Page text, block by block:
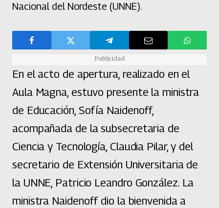
Nacional del Nordeste (UNNE).
Publicidad
En el acto de apertura, realizado en el
Aula Magna, estuvo presente la ministra
de Educación, Sofía Naidenoff,
acompañada de la subsecretaria de
Ciencia y Tecnología, Claudia Pilar, y del
secretario de Extensión Universitaria de
la UNNE, Patricio Leandro González. La
ministra Naidenoff dio la bienvenida a